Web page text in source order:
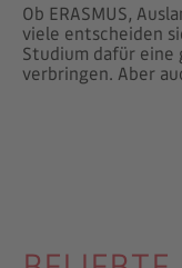
Ob ERASMUS,
viele entscheiden
Studium dafür eine
verbringen. Aber